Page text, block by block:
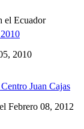
el Ecuador
2010
Juan Cajas
Febrero 08, 2012